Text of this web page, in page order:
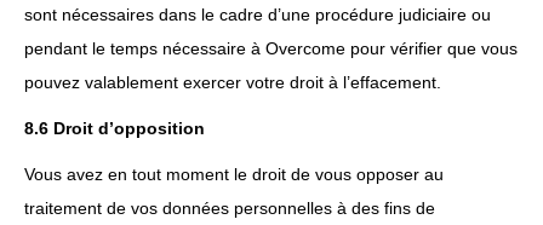
sont nécessaires dans le cadre d’une procédure judiciaire ou
pendant le temps nécessaire à Overcome pour vérifier que vous
pouvez valablement exercer votre droit à l’effacement.
8.6 Droit d’opposition
Vous avez en tout moment le droit de vous opposer au
traitement de vos données personnelles à des fins de